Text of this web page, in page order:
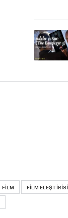
FILM FILM ELEŞTIRISI